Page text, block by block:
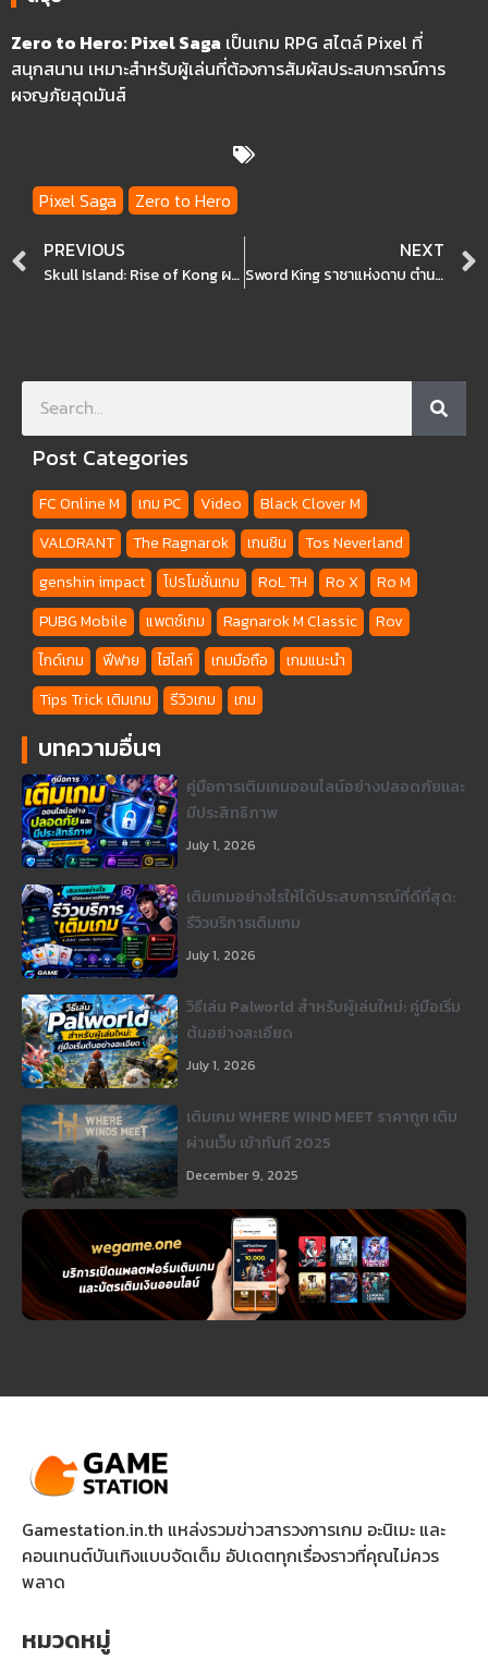
Zero to Hero: Pixel Saga เป็นเกม RPG สไตล์ Pixel ที่
สนุกสนาน เหมาะสำหรับผู้เล่นที่ต้องการสัมผัสประสบการณ์การ
ผจญภัยสุดมันส์
Pixel Saga Zero to Hero
Prev
PREVIOUS
Skull Island: Rise of Kong ผจญภัยเกาะกะโหลกปะทะคิงคอง
NEXT
Sword King ราชาแห่งดาบ ตำนานบทใหม่ เริ่มต้นแล้ววันนี้
Post Categories
FC Online M เกม PC Video
Black Clover M
VALORANT
The Ragnarok เกนชิน
Tos Neverland
genshin impact
โปรโมชั่นเกม RoL TH Ro X
Ro M
PUBG Mobile
แพตช์เกม Ragnarok M Classic
Rov
ไกด์เกม
ฟีฟาย ไฮไลท์ เกมมือถือ
เกมแนะนำ
Tips Trick เติมเกม
รีวิวเกม เกม
บทความอื่นๆ
คู่มือการเติมเกมออนไลน์อย่างปลอดภัยและ
มีประสิทธิภาพ
July 1, 2026
เติมเกมอย่างไรให้ได้ประสบการณ์ที่ดีที่สุด:
รีวิวบริการเติมเกม
July 1, 2026
วิธีเล่น Palworld สำหรับผู้เล่นใหม่: คู่มือเริ่ม
ต้นอย่างละเอียด
July 1, 2026
เติมเกม WHERE WIND MEET ราคาถูก เติม
ผ่านเว็บ เข้าทันที 2025
December 9, 2025
Gamestation.in.th แหล่งรวมข่าวสารวงการเกม อะนิเมะ และ
คอนเทนต์บันเทิงแบบจัดเต็ม อัปเดตทุกเรื่องราวที่คุณไม่ควร
พลาด
หมวดหมู่